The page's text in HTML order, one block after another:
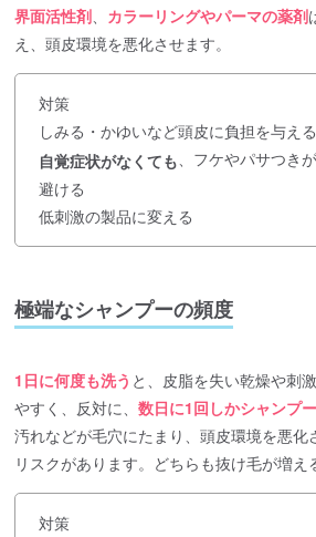
界面活性剤
カラーリングやパーマの薬剤
え、頭皮環境を悪化させます。
対策
しみる・かゆいなど頭皮に負担を与え
自覚症状がなくても 、フケやパサつき
避ける
低刺激の製品に変える
極端なシャンプーの頻度
1日に何度も洗う と、皮脂を失い乾燥や刺
やすく、反対に、数日に1回しかシャンプ
汚れなどが毛穴にたまり、頭皮環境を悪化
リスクがあります。どちらも抜け毛が増え
対策